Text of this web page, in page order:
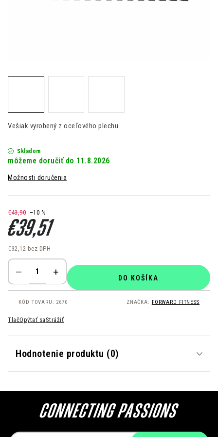
Moja objednávka Hodnotenie obchodu
Vešiak vyrobený z oceľového plechu
Skladom
11.8.2026
Možnosti doručenia
€43,90 –10 %
€39,51
€32,12 bez DPH
Jednotková cena:
DO KOŠÍKA
KÓD TOVARU: 2670 ZNAČKA: FORWARD FITNESS
TlačOpýtať sa Strážiť
Hodnotenie produktu (0)